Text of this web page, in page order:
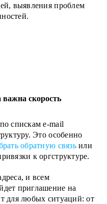
выявления проблем
важна скорость
спискам e-mail
Это особенно
обратную связьили
к оргструктуре.
и всем
приглашение на
для любых ситуаций: от